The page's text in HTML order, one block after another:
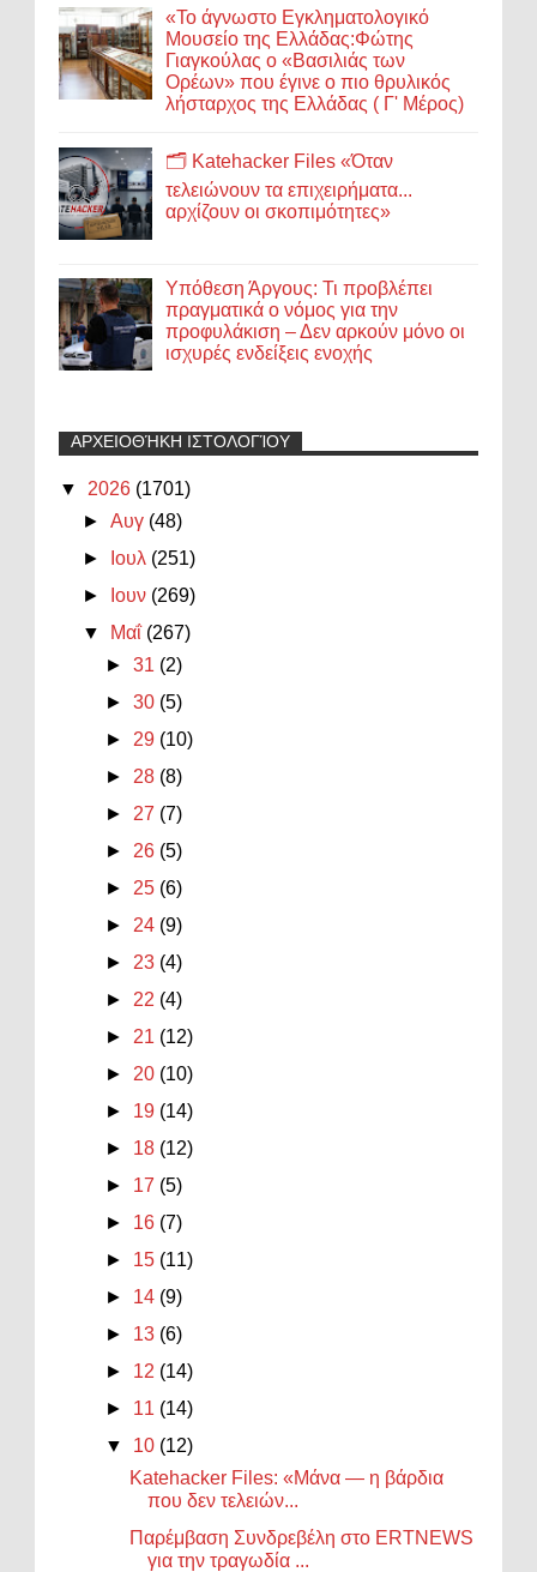
«Το άγνωστο Εγκληματολογικό
Μουσείο της Ελλάδας:Φώτης
Γιαγκούλας ο «Βασιλιάς των
Ορέων» που έγινε ο πιο θρυλικός
λήσταρχος της Ελλάδας ( Γ' Μέρος)
🗂️ Katehacker Files «Όταν
τελειώνουν τα επιχειρήματα...
αρχίζουν οι σκοπιμότητες»
Υπόθεση Άργους: Τι προβλέπει
πραγματικά ο νόμος για την
προφυλάκιση – Δεν αρκούν μόνο οι
ισχυρές ενδείξεις ενοχής
ΑΡΧΕΙΟΘΉΚΗ ΙΣΤΟΛΟΓΊΟΥ
▼ 2026 (1701)
►Αυγ (48)
►
Ιουλ (251)
►
Ιουν (269)
▼
Μαΐ (267)
►31 (2)
►30 (5)
► 29 (10)
► 28 (8)
► 27 (7)
► 26 (5)
► 25 (6)
► 24 (9)
► 23 (4)
► 22 (4)
► 21 (12)
► 20 (10)
► 19 (14)
► 18 (12)
► 17 (5)
► 16 (7)
► 15 (11)
► 14 (9)
► 13 (6)
► 12 (14)
► 11 (14)
▼ 10 (12)
Katehacker Files: «Μάνα — η βάρδια
που δεν τελειών...
Παρέμβαση Συνδρεβέλη στο ERTNEWS
για την τραγωδία ...